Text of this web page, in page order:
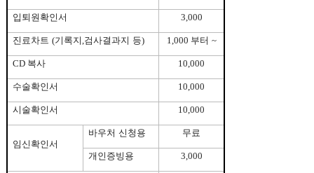
입퇴원확인서 3,000
진료차트(기록지,검사결과지 등) 1,000 부터 ~
CD 복사 10,000
수술확인서 10,000
시술확인서 10,000
임신확인서
바우처 신청용 무료
개인증빙용 3,000